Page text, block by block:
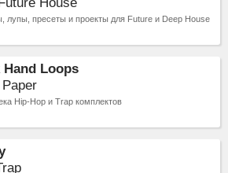
лупы, пресеты и проекты для Future и Deep House
Hand Loops
Hip-Hop и Trap комплектов